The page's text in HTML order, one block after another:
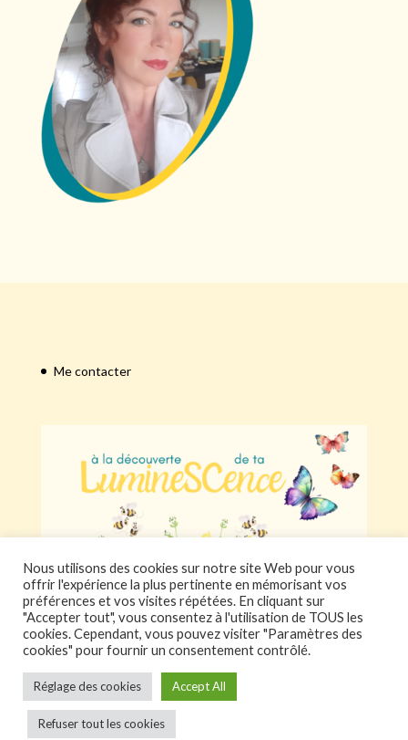
Me contacter
Nous utilisons des cookies sur notre site Web pour vous
offrir l'expérience la plus pertinente en mémorisant vos
préférences et vos visites répétées. En cliquant sur
"Accepter tout", vous consentez à l'utilisation de TOUS les
cookies. Cependant, vous pouvez visiter "Paramètres des
cookies" pour fournir un consentement contrôlé.
Réglage des cookies Accept All
Refuser tout les cookies